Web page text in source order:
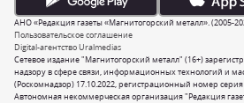
Сетевое издание "Магнитогорский металл" (16+)
надзору в сфере связи, информационных технологий и
(Роскомнадзор) 17.10.2022, регистрационный номер
Автономная некоммерческая организация "Редакция
Пользовательское соглашение
Digital-агентство Uralmedias
АНО «Редакция газеты «Магнитогорский металл». (2005-